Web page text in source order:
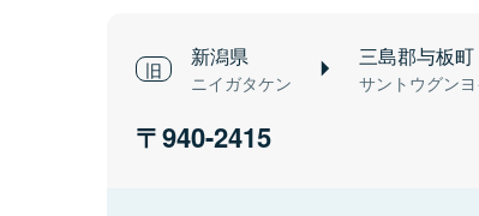
新潟県
ニイガタケン
三島郡与板町
サントウグン
940-2415